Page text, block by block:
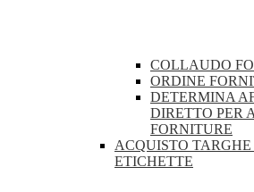
COLLAUDO
ORDINE
DETERMINA
DIRETTO PER
FORNITURE
ACQUISTO
ETICHETTE